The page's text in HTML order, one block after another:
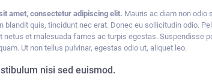
amet, consectetur adipiscing elit. Mauris ac diam non odio
blandit quis, tincidunt nec erat. Donec eu sollicitudin odio.
netus et malesuada fames ac turpis egestas. Suspendisse
Ut non tellus pulvinar, egestas odio ut, aliquet leo.
nisi sed euismod.